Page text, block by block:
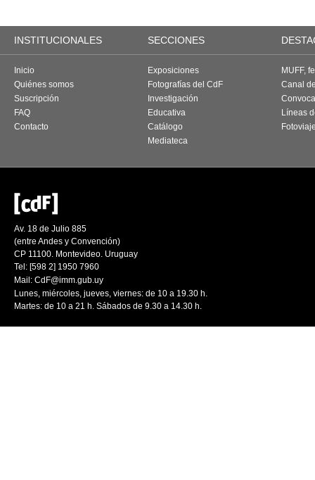
INSTITUCIONALES SECCIONES
Inicio
Quiénes somos
Suscripción
FAQ
Contacto
Exposiciones
Fotografías del CdF
Investigación
Educativa
Catálogo
Mediateca
MUFF,
Canal
Líneas
Av. 18 de Julio 885
(entre Andes y Convención)
CP 11100. Montevideo. Uruguay
Tel: [598 2] 1950 7960
Mail: CdF@imm.gub.uy
Lunes, miércoles, jueves, viernes: de 10 a 19.30 h.
Martes: de 10 a 21 h. Sábados de 9.30 a 14.30 h.